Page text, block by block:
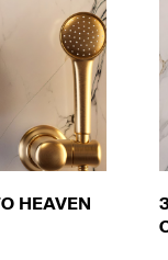
HEAVEN